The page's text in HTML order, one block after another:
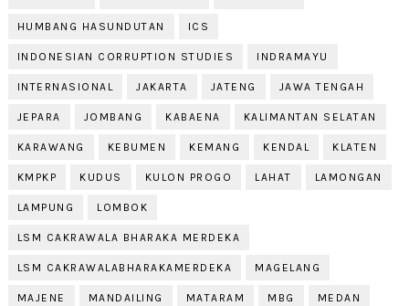
HUMBANG HASUNDUTAN ICS
INDONESIAN CORRUPTION STUDIES INDRAMAYU
INTERNASIONAL JAKARTA JATENG JAWA TENGAH
JEPARA JOMBANG KABAENA KALIMANTAN SELATAN
KARAWANG KEBUMEN KEMANG KENDAL KLATEN
KMPKP KUDUS KULON PROGO LAHAT LAMONGAN
LAMPUNG LOMBOK
LSM CAKRAWALA BHARAKA MERDEKA
LSM CAKRAWALABHARAKAMERDEKA MAGELANG
MAJENE MANDAILING MATARAM MBG MEDAN